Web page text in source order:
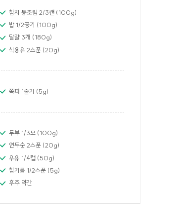
참치 통조림 2/3캔 (100g)
밥 1/2공기 (100g)
달걀 3개 (180g)
식용유 2스푼 (20g)
쪽파 1줄기 (5g)
두부 1/3모 (100g)
연두순 2스푼 (20g)
우유 1/4컵 (50g)
참기름 1/2스푼 (5g)
후추 약간